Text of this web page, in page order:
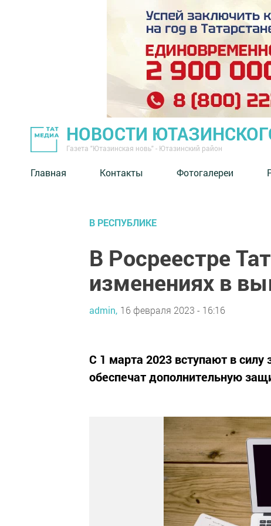
НОВОСТИ
Газета "Ютазинская новь" - Ютазинский район
Главная Контакты Фотогалереи
В РЕСПУБЛИКЕ
В Росреестре
изменениях в
admin, 16 февраля 2023 - 16:16
С 1 марта 2023 вступают в
обеспечат дополнительную